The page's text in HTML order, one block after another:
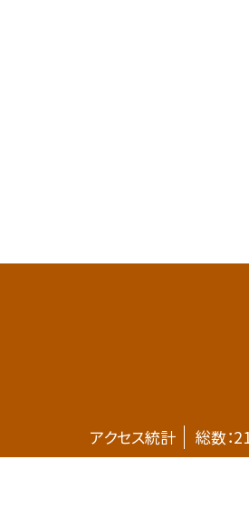
アクセス統計 総数：